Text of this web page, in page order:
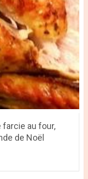
au four,
de Noël